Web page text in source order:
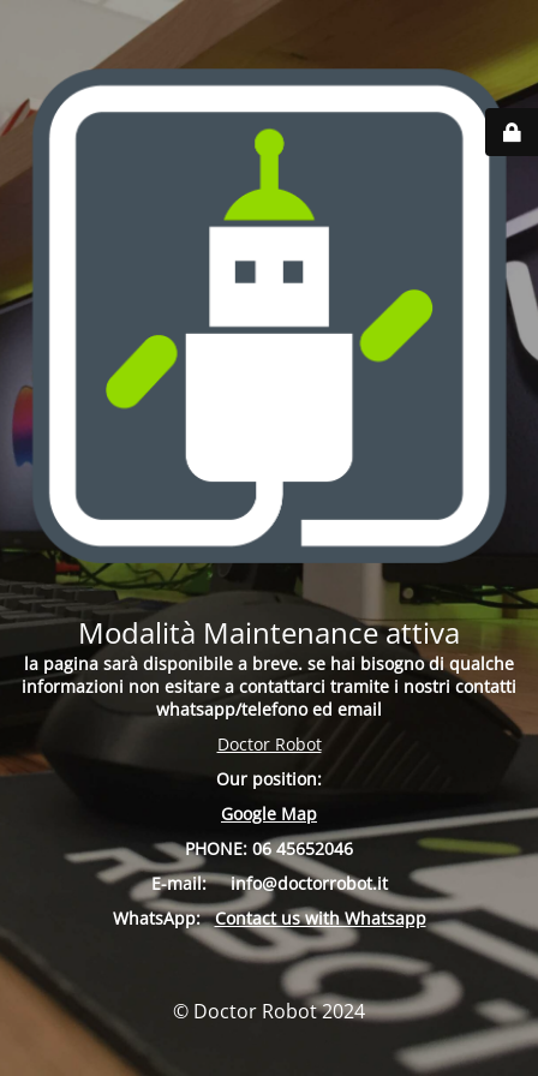
Modalità Maintenance attiva
la pagina sarà disponibile a breve. se hai bisogno di qualche
informazioni non esitare a contattarci tramite i nostri contatti
whatsapp/telefono ed email
Doctor Robot
Our position:
Google Map
PHONE: 06 45652046
E-mail:
info@doctorrobot.it
WhatsApp: Contact us with Whatsapp
© Doctor Robot 2024